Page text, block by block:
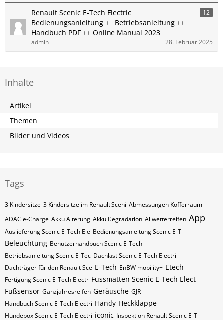
Renault ​Scenic E-Tech Electric
Bedienungsanleitung ++ Betriebsanleitung ++
Handbuch PDF ++ Online Manual 2023
12
admin 28. Februar 2025
Inhalte
Artikel
Themen
Bilder und Videos
Tags
3 Kindersitze 3 Kindersitze im Renault Sceni Abmessungen Kofferraum
ADAC e-Charge Akku Alterung Akku Degradation Allwetterreifen App
Auslieferung Scenic E-Tech Ele Bedienungsanleitung Scenic E-T
Beleuchtung Benutzerhandbuch Scenic E-Tech
Betriebsanleitung Scenic E-Tec Dachlast Scenic E-Tech Electri
Dachträger für den Renault Sce E-Tech EnBW mobility+ Etech
Fertigung Scenic E-Tech Electr Fussmatten Scenic E-Tech Elect
Fußsensor Ganzjahresreifen Geräusche GJR
Handbuch Scenic E-Tech Electri Handy Heckklappe
Hundebox Scenic E-Tech Electri iconic Inspektion Renault Scenic E-T